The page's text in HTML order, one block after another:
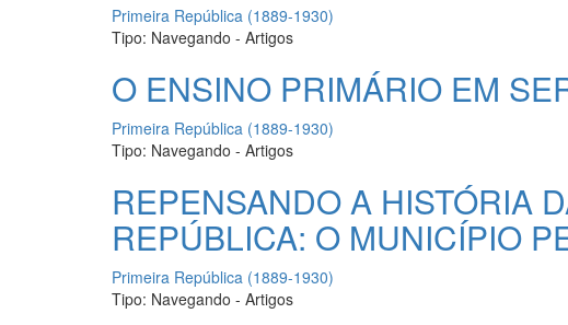
Primeira República (1889-1930)
Tipo: Navegando - Artigos
O ENSINO PRIMÁRIO EM
Primeira República (1889-1930)
Tipo: Navegando - Artigos
REPENSANDO A HISTÓRIA
REPÚBLICA: O MUNICÍPIO
Primeira República (1889-1930)
Tipo: Navegando - Artigos